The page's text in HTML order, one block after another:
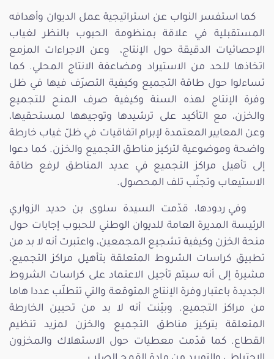
كما استفسر النواب عن استراتيجية عمل الديوان وأهدافه
المستقبلية في علاقة بمنظومة الحبوب بالنظر لغياب
الإحصائيات الدقيقة حول الإنتاج، وعن الاجراءات المزمع
اتخاذها للحد من الاستيراد ومضاعفة الانتاج المحلي. كما
تساءلوا حول طاقة التجميع وكيفية التصرّف فيها في ظل
وفرة الإنتاج لهذه السنة وكيفية صرف المنح للتجميع
والخزن، مع التأكيد على ترشيدها وتوجيهها لمستحقيها،
وعن المعايير المعتمدة لإبرام اتفاقيات في ظلّ غياب خارطة
واضحة وموضوعية لتركيز مناطق التجميع والخزن. كما دعوا
إلى تأهيل مراكز التجميع في عديد المناطق لرفع طاقة
الاستيعاب وتجنّب تلف المحصول.
وفي ردودها، قدّمت السيدة سلوى بن حديد الزواري
الرئيسة المديرة العامة للديوان الوطني للحبوب إجابات حول
منحة الخزن وكيفية تشجيع المجمعين، واعتبرت أنه لا بد من
تطبيق كراسات الشروط المتعلقة بتأهيل مراكز التجميع،
مشيرة إلى أنه سيتم تأجيل الاعتماد على كراسات الشروط
الجديدة باعتبار وفرة الإنتاج المتوقعة والتي تتطلّب عددا هاما
من مراكز التجميع. وبيّنت أنه لا بد من تحيين الخارطة
المتعلقة بتركيز مناطق التجميع والخزن لمزيد تنظيم
القطاع. كما قدّمت معطيات حول الاستهلاك والمخزون